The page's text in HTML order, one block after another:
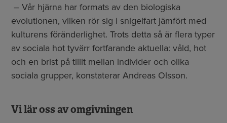
– Vår hjärna har formats av den biologiska
evolutionen, vilken rör sig i snigelfart jämfört med
kulturens föränderlighet. Trots detta så är flera typer
av sociala hot tyvärr fortfarande aktuella: våld, hot
och en brist på tillit mellan individer och olika
sociala grupper, konstaterar Andreas Olsson.
Vi lär oss av omgivningen